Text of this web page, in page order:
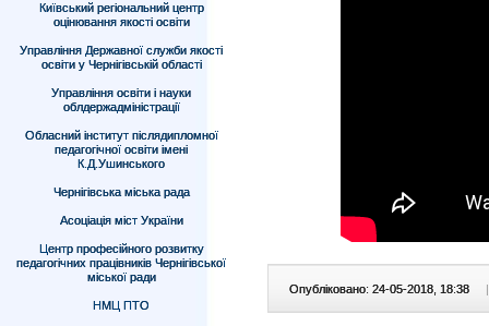
Київський регіональний центр
оцінювання якості освіти
Управління Державної служби якості
освіти у Чернігівській області
Управління освіти і науки
облдержадміністрації
Обласний інститут післядипломної
педагогічної освіти імені
К.Д.Ушинського
Чернігівська міська рада
Асоціація міст України
Центр професійного розвитку
педагогічних працівників Чернігівської
міської ради
НМЦ ПТО
Опубліковано: 24-05-2018, 18:38 |